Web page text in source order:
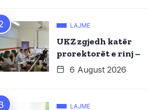
LAJME
UKZ zgjedh katër
prorektorët e rinj –
6 August 2026
LAJME